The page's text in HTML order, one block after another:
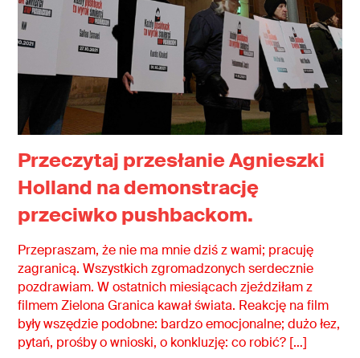
Przeczytaj przesłanie Agnieszki
Holland na demonstrację
przeciwko pushbackom.
Przepraszam, że nie ma mnie dziś z wami; pracuję
zagranicą. Wszystkich zgromadzonych serdecznie
pozdrawiam. W ostatnich miesiącach zjeździłam z
filmem Zielona Granica kawał świata. Reakcję na film
były wszędzie podobne: bardzo emocjonalne; dużo łez,
pytań, prośby o wnioski, o konkluzję: co robić? […]